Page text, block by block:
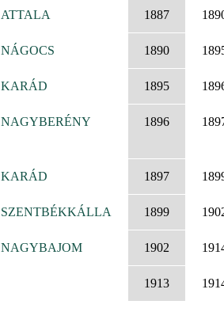
ATTALA 1887
NÁGOCS 1890
KARÁD 1895
NAGYBERÉNY 1896
KARÁD 1897
SZENTBÉKKÁLLA 1899
NAGYBAJOM 1902
1913